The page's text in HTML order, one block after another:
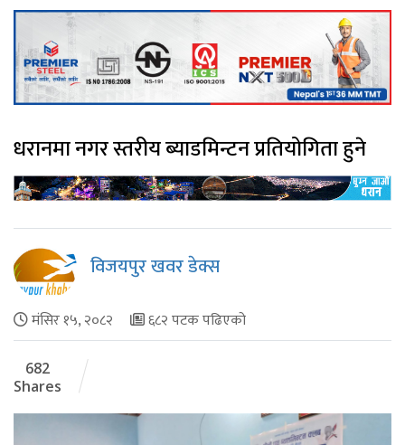
धरानमा नगर स्तरीय ब्याडमिन्टन प्रतियोगिता हुने
विजयपुर खवर डेक्स
मंसिर १५, २०८२ ६८२ पटक पढिएको
682
Shares